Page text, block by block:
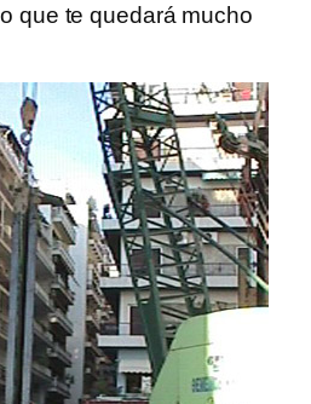
que te quedará mucho